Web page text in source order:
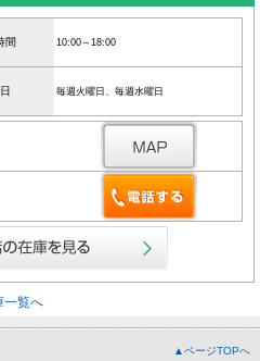
間 10:00～18:00
毎週火曜日、毎週水曜日
一覧へ
▲ページTOPへ